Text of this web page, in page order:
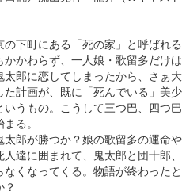
の下町にある「死の家」と呼ばれ
かかわらず、一人娘・歌留多だけ
郎に恋してしまったから、さぁ大
た計画が、既に「死んでいる」美
いうもの。こうして三つ巴、四つ
る。
郎が勝つか？娘の歌留多の運命や
人達に囲まれて、鬼太郎と団十郎
なくなってくる。物語が終わった
？